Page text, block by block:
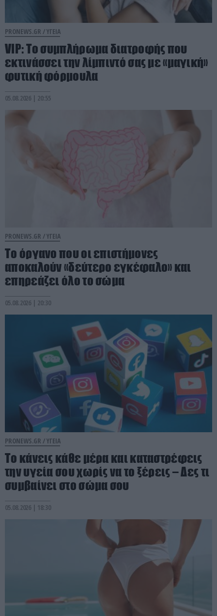
PRONEWS.GR /ΥΓΕΙΑ
VIP: To συμπλήρωμα διατροφής που
εκτινάσσει την λίμπιντό σας με «μαγική»
φυτική φόρμουλα
05.08.2026 | 20:55
PRONEWS.GR /ΥΓΕΙΑ
Το όργανο που οι επιστήμονες
αποκαλούν «δεύτερο εγκέφαλο» και
επηρεάζει όλο το σώμα
05.08.2026 | 20:30
PRONEWS.GR /ΥΓΕΙΑ
Το κάνεις κάθε μέρα και καταστρέφεις
την υγεία σου χωρίς να το ξέρεις – Δες τι
συμβαίνει στο σώμα σου
05.08.2026 | 18:30